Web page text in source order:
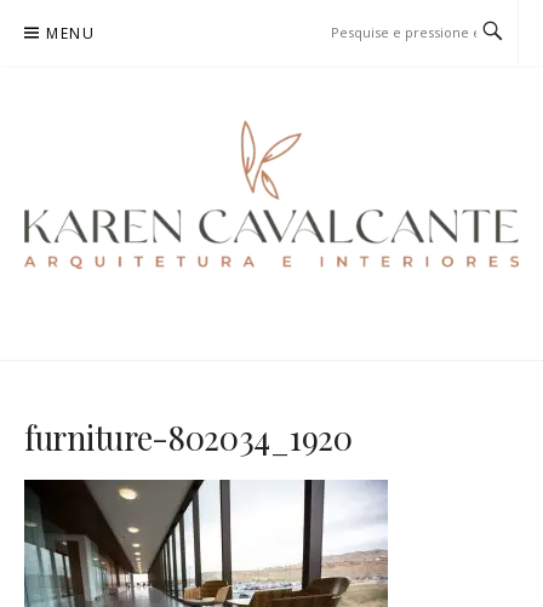
para
MENU
furniture-802034_1920